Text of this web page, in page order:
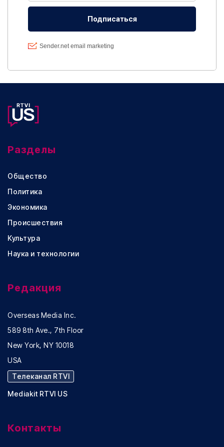
Разделы
Общество
Политика
Экономика
Происшествия
Культура
Наука и технологии
Редакция
Overseas Media Inc.
589 8th Ave., 7th Floor
New York, NY 10018
USA
Телеканал RTVI
Mediakit RTVI US
Контакты